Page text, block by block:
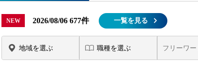
週6日
週5日
NEW 2026/08/06 677件 一覧を見る